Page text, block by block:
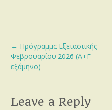
Post
navigation
← Πρόγραμμα Εξεταστικής
Φεβρουαρίου 2026 (Α+Γ
εξάμηνο)
Leave a Reply